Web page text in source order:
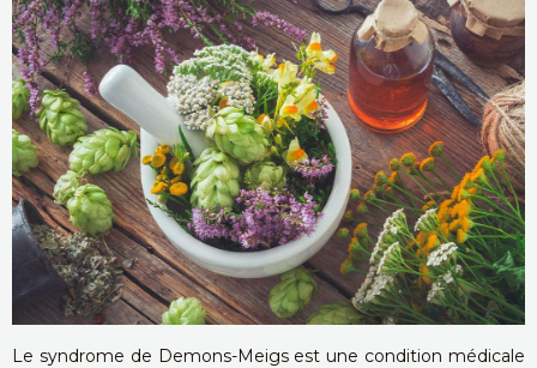
Le syndrome de Demons-Meigs est une condition médicale